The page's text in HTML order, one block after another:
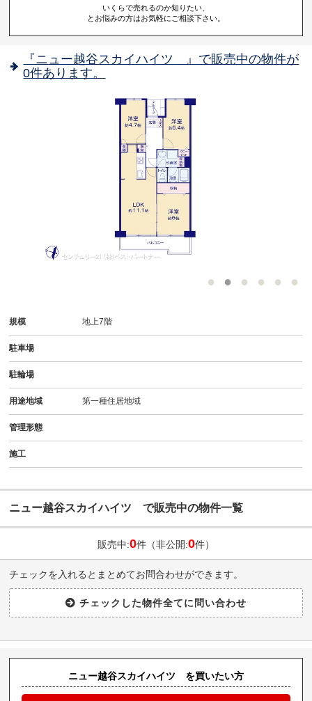
いくらで売れるのか知りたい、
とお悩みの方はお気軽にご相談下さい。
『ニュー越谷スカイハイツ 』で販売中の物件が
0件あります。
規模 地上7階
駐車場
駐輪場
用途地域 第一種住居地域
管理形態
施工
ニュー越谷スカイハイツ で販売中の物件一覧
販売中:0件（非公開:0件）
チェックを入れるとまとめてお問合わせができます。
ニュー越谷スカイハイツ を買いたい方